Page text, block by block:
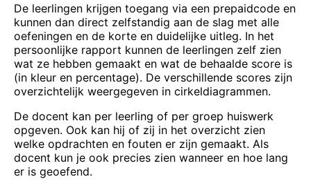
De leerlingen krijgen toegang via een prepaidcode en
kunnen dan direct zelfstandig aan de slag met alle
oefeningen en de korte en duidelijke uitleg. In het
persoonlijke rapport kunnen de leerlingen zelf zien
wat ze hebben gemaakt en wat de behaalde score is
(in kleur en percentage). De verschillende scores zijn
overzichtelijk weergegeven in cirkeldiagrammen.
De docent kan per leerling of per groep huiswerk
opgeven. Ook kan hij of zij in het overzicht zien
welke opdrachten en fouten er zijn gemaakt. Als
docent kun je ook precies zien wanneer en hoe lang
er is geoefend.